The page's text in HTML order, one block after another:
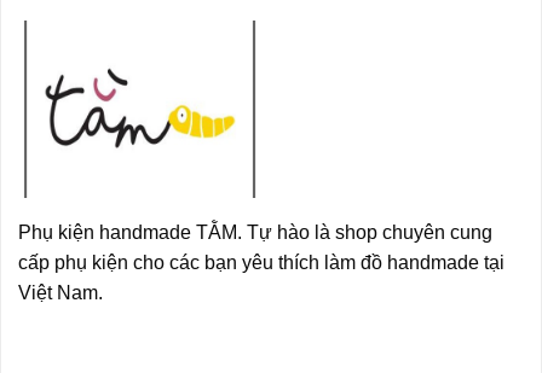
Phụ kiện handmade TẰM. Tự hào là shop chuyên cung
cấp phụ kiện cho các bạn yêu thích làm đồ handmade tại
Việt Nam.